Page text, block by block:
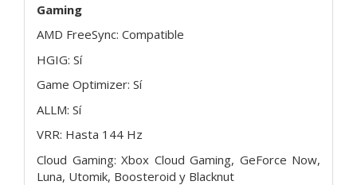
Gaming
AMD FreeSync: Compatible
HGIG: Sí
Game Optimizer: Sí
ALLM: Sí
VRR: Hasta 144 Hz
Cloud Gaming: Xbox Cloud Gaming, GeForce Now,
Luna, Utomik, Boosteroid y Blacknut